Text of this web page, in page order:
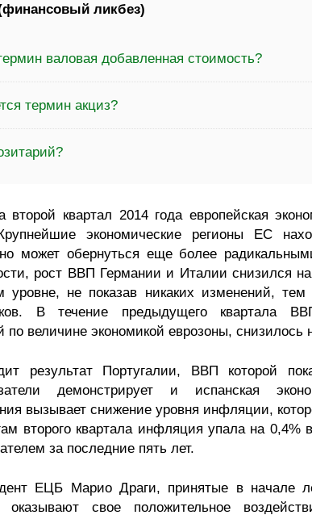
ликбез)
валовая добавленная стоимость?
термин акциз?
второй квартал 2014 года европейская
экономические регионы ЕС
может обернуться еще более
рост ВВП Германии и Италии снизился
уровне, не показав никаких изменений,
В течение предыдущего квартала
по величине экономикой еврозоны, снизилось
результат Португалии, ВВП которой
демонстрирует и испанская
вызывает снижение уровня инфляции,
второго квартала инфляция упала на 0,4%
за последние пять лет.
ЕЦБ Марио Драги, принятые в начале
свое положительное